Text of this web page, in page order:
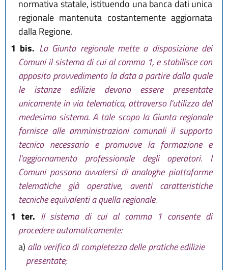
normativa statale, istituendo una banca dati unica
regionale mantenuta costantemente aggiornata
dalla Regione.
1 bis. La Giunta regionale mette a disposizione dei
Comuni il sistema di cui al comma 1, e stabilisce con
apposito provvedimento la data a partire dalla quale
le istanze edilizie devono essere presentate
unicamente in via telematica, attraverso l'utilizzo del
medesimo sistema. A tale scopo la Giunta regionale
fornisce alle amministrazioni comunali il supporto
tecnico necessario e promuove la formazione e
l'aggiornamento professionale degli operatori. I
Comuni possono avvalersi di analoghe piattaforme
telematiche già operative, aventi caratteristiche
tecniche equivalenti a quella regionale.
1 ter. Il sistema di cui al comma 1 consente di
procedere automaticamente:
a) alla verifica di completezza delle pratiche edilizie
presentate;